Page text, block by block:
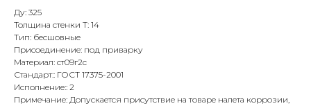
Ду: 325
Толщина стенки Т: 14
Тип: бесшовные
Присоединение: под приварку
Материал: ст09г2с
Стандарт:: ГОСТ 17375-2001
Исполнение:: 2
Примечание: Допускается присутствие на товаре налета коррозии,